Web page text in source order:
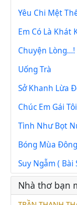
Yêu Chi Mệt
Em Có Là Khát
Chuyện Lòng...!
Uống Trà
Sở Khanh Lừa
Chúc Em Gái Tôi
Tình Như Bọt
Bóng Mùa Đông
Suy Ngẫm ( Bài
Nhà thơ bạn